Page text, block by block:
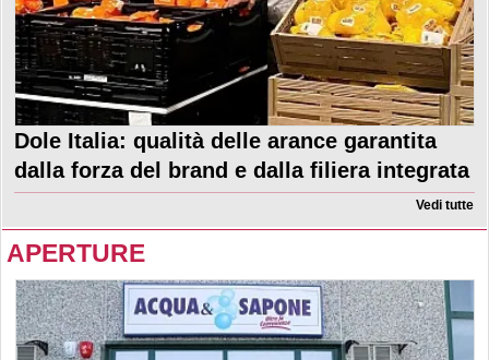
Dole Italia: qualità delle arance garantita
dalla forza del brand e dalla filiera integrata
Vedi tutte
APERTURE